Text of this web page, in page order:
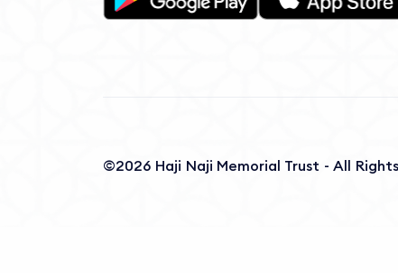
©2026 Haji Naji Memorial Trust - All